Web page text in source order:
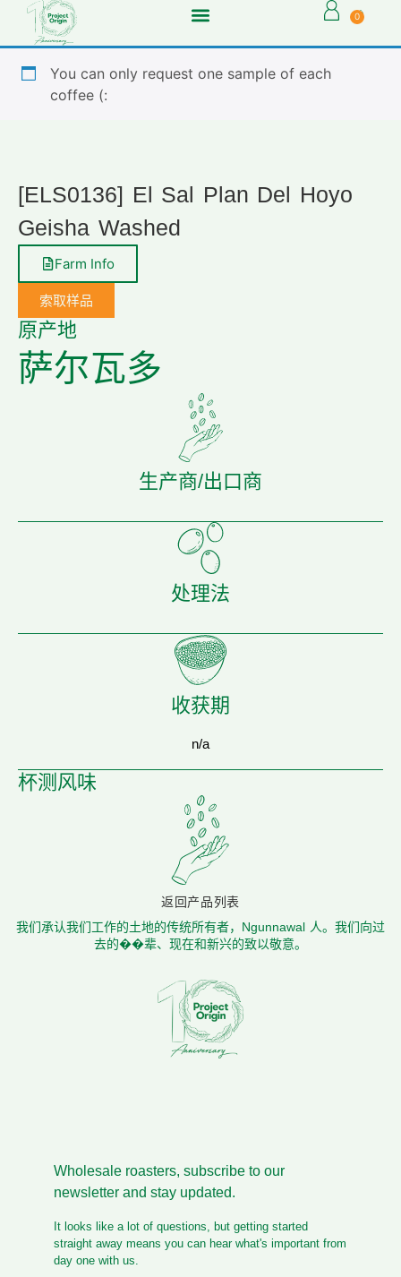
0
You can only request one sample of each
coffee (:
[ELS0136] El Sal Plan Del Hoyo
Geisha Washed
Farm Info
索取样品
原产地
萨尔瓦多
生产商/出口商
处理法
收获期
n/a
杯测风味
返回产品列表
我们承认我们工作的土地的传统所有者，Ngunnawal 人。我们向过
去的��辈、现在和新兴的致以敬意。